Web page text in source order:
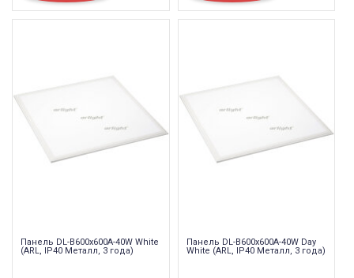
Панель DL-B600x600A-40W White
(ARL, IP40 Металл, 3 года)
Панель DL-B600x600A-40W Day
White (ARL, IP40 Металл, 3 года)